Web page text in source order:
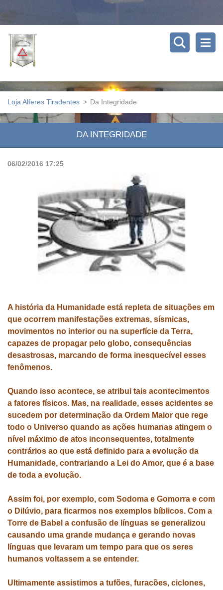
Loja Alferes Tiradentes > Da Integridade
DA INTEGRIDADE
06/02/2016 17:25
A história da Humanidade está repleta de situações em
que ocorrem manifestações extremas, sísmicas,
movimentos no interior ou na superfície da Terra,
capazes de propagar pelo globo, consequências
desastrosas, marcando de forma inesquecível esses
fenômenos.
Quando isso acontece, se atribui tais acontecimentos
a fatores físicos. Mas, na realidade, esses acidentes se
sucedem por determinação da Ordem Maior que rege
todo o Universo quando as ações humanas atingem o
nível máximo de atos inconsequentes, totalmente
contrários ao que está definido para a evolução da
Humanidade, contrariando a Lei do Amor, que é a base
de toda a evolução.
Assim foi, por exemplo, com Sodoma e Gomorra e com
o Dilúvio, para ficarmos nos exemplos bíblicos. Com a
Torre de Babel a confusão de línguas se generalizou
causando uma grande mudança e gerando novas
línguas que levaram um tempo para que os seres
humanos voltassem a se entender.
Ultimamente assistimos a tufões, furacões, ciclones,